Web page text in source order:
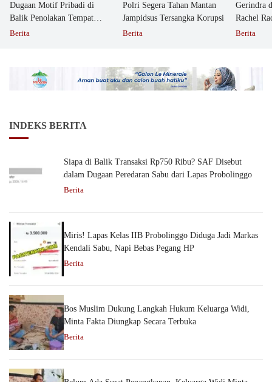
Dugaan Motif Pribadi di
Balik Penolakan Tempat
Ibadah GKJW Bangil
Berita
Polri Segera Tahan Mantan
Jampidsus Tersangka Korupsi
Berita
Gerindra
Rachel
Berita
INDEKS BERITA
Siapa di Balik Transaksi Rp750 Ribu? SAF Disebut
dalam Dugaan Peredaran Sabu dari Lapas Probolinggo
Berita
Miris! Lapas Kelas IIB Probolinggo Diduga Jadi Markas
Kendali Sabu, Napi Bebas Pegang HP
Berita
Bos Muslim Dukung Langkah Hukum Keluarga Widi,
Minta Fakta Diungkap Secara Terbuka
Berita